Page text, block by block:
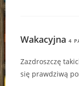
Wakacyjna 4
Zazdroszczę
się prawdziwą